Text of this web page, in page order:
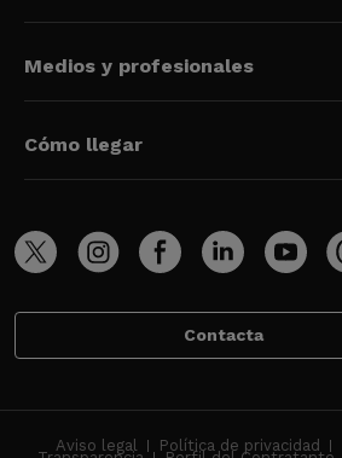
Medios y profesionales
Cómo llegar
Contacta
Aviso legal Política de privacidad